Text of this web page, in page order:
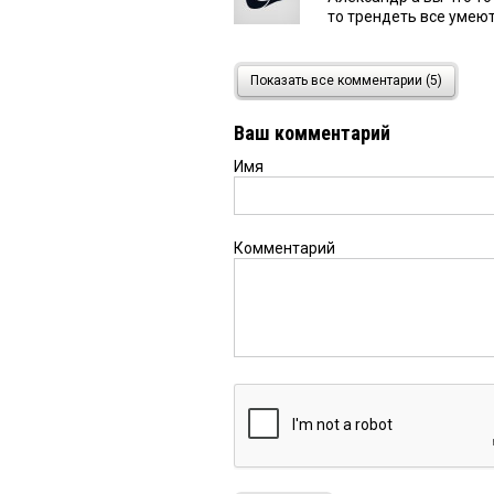
то трендеть все
Александр 6 мая 2023 в
Пишите о том, что уже
будущем — построим,
Коррупционер 6 мая
Показать все комментарии (5)
Ваш комментарий
Имя
Комментарий